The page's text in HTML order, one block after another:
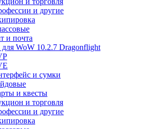
и другие
и почта
WoW 10.2.7 Dragonflight
и сумки
и квесты
и торговля
и другие